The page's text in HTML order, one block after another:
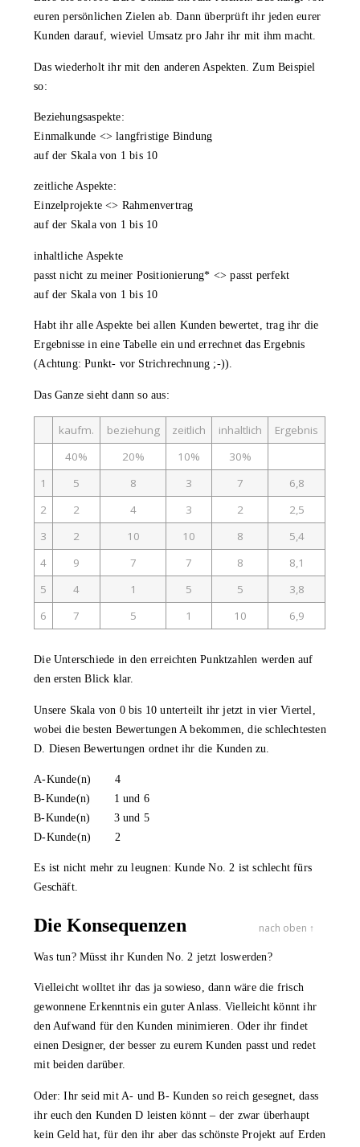
euren persönlichen Zielen ab. Dann überprüft ihr jeden eurer
Kunden darauf, wieviel Umsatz pro Jahr ihr mit ihm macht.
Das wiederholt ihr mit den anderen Aspekten. Zum Beispiel
so:
Beziehungsaspekte:
Einmalkunde <> langfristige Bindung
auf der Skala von 1 bis 10
zeitliche Aspekte:
Einzelprojekte <> Rahmenvertrag
auf der Skala von 1 bis 10
inhaltliche Aspekte
passt nicht zu meiner Positionierung* <> passt perfekt
auf der Skala von 1 bis 10
Habt ihr alle Aspekte bei allen Kunden bewertet, trag ihr die
Ergebnisse in eine Tabelle ein und errechnet das Ergebnis
(Achtung: Punkt- vor Strichrechnung ;-)).
Das Ganze sieht dann so aus:
kaufm. beziehung zeitlich inhaltlich
Ergebnis
40%
20% 10%
30%
1
5 8 3 7
6,8
2
2 4 3 2
2,5
3
2 10 10 8
5,4
4
9 7 7 8
8,1
5
4 1 5 5
3,8
6
7 5 1 10 6,9
Die Unterschiede in den erreichten Punktzahlen werden auf
den ersten Blick klar.
Unsere Skala von 0 bis 10 unterteilt ihr jetzt in vier Viertel,
wobei die besten Bewertungen A bekommen, die schlechtesten
D. Diesen Bewertungen ordnet ihr die Kunden zu.
A-Kunde(n) 4
B-Kunde(n) 1 und 6
B-Kunde(n) 3 und 5
D-Kunde(n) 2
Es ist nicht mehr zu leugnen: Kunde No. 2 ist schlecht fürs
Geschäft.
Die Konsequenzen nach oben ↑
Was tun? Müsst ihr Kunden No. 2 jetzt loswerden?
Vielleicht wolltet ihr das ja sowieso, dann wäre die frisch
gewonnene Erkenntnis ein guter Anlass. Vielleicht könnt ihr
den Aufwand für den Kunden minimieren. Oder ihr findet
einen Designer, der besser zu eurem Kunden passt und redet
mit beiden darüber.
Oder: Ihr seid mit A- und B- Kunden so reich gesegnet, dass
ihr euch den Kunden D leisten könnt – der zwar überhaupt
kein Geld hat, für den ihr aber das schönste Projekt auf Erden